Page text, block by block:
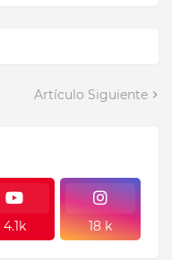
Artículo Siguiente
4.1k 18 k